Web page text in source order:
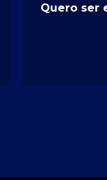
Quero ser